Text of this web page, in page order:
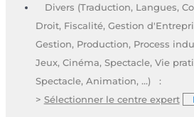
Divers (Traduction, Langues,
Droit, Fiscalité, Gestion
Gestion, Production, Process
Jeux, Cinéma, Spectacle, Vie
Spectacle, Animation, ...) :
> Sélectionner le centre expert